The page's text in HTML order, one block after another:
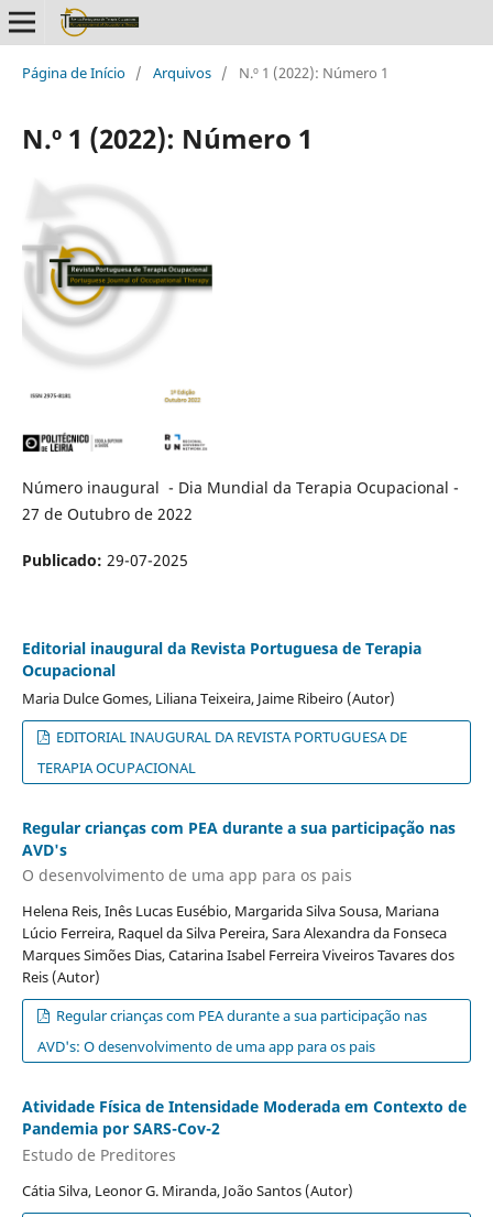
Página de Início / Arquivos / N.º 1 (2022): Número 1
N.º 1 (2022): Número 1
Número inaugural - Dia Mundial da Terapia Ocupacional -
27 de Outubro de 2022
Publicado: 29-07-2025
Editorial inaugural da Revista Portuguesa de Terapia
Ocupacional
Maria Dulce Gomes, Liliana Teixeira, Jaime Ribeiro (Autor)
EDITORIAL INAUGURAL DA REVISTA PORTUGUESA DE
TERAPIA OCUPACIONAL
Regular crianças com PEA durante a sua participação nas
AVD's
O desenvolvimento de uma app para os pais
Helena Reis, Inês Lucas Eusébio, Margarida Silva Sousa, Mariana
Lúcio Ferreira, Raquel da Silva Pereira, Sara Alexandra da Fonseca
Marques Simões Dias, Catarina Isabel Ferreira Viveiros Tavares dos
Reis (Autor)
Regular crianças com PEA durante a sua participação nas
AVD's: O desenvolvimento de uma app para os pais
Atividade Física de Intensidade Moderada em Contexto de
Pandemia por SARS-Cov-2
Estudo de Preditores
Cátia Silva, Leonor G. Miranda, João Santos (Autor)